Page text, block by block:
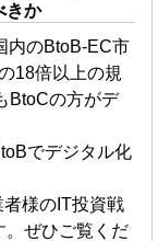
きか
内のBtoB-EC市
18倍以上の規
BtoCの方がデ
でデジタル化
様のIT投資戦
。ぜひご覧くだ